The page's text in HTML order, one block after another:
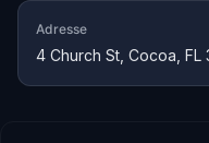
Adresse
4 Church St, Cocoa, FL